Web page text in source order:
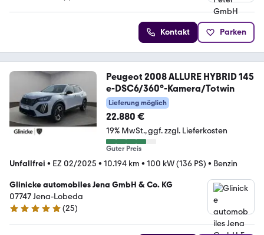
Kontakt Parken
Peugeot 2008 ALLURE HYBRID 145
e-DSC6/360°-Kamera/Totwin
Lieferung möglich
22.880 €
19% MwSt. ggf. zzgl. Lieferkosten
Guter Preis
Unfallfrei • EZ 02/2025 • 10.194 km • 100 kW (136 PS) • Benzin
Glinicke automobiles Jena GmbH & Co. KG
07747 Jena-Lobeda
5 Sterne
(25)